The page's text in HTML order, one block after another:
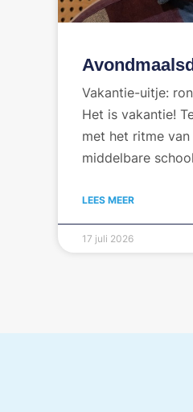
Vakantie-uitje:
Het is vakantie!
met het ritme
middelbare
LEES MEER
17 juli 2026